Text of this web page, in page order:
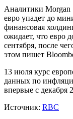
Аналитики Morgan
евро упадет до
финансовая
ожидает, что евро
сентября, после
этом пишет
13 июля курс
данных по
впервые с декабря
Источник: RBC